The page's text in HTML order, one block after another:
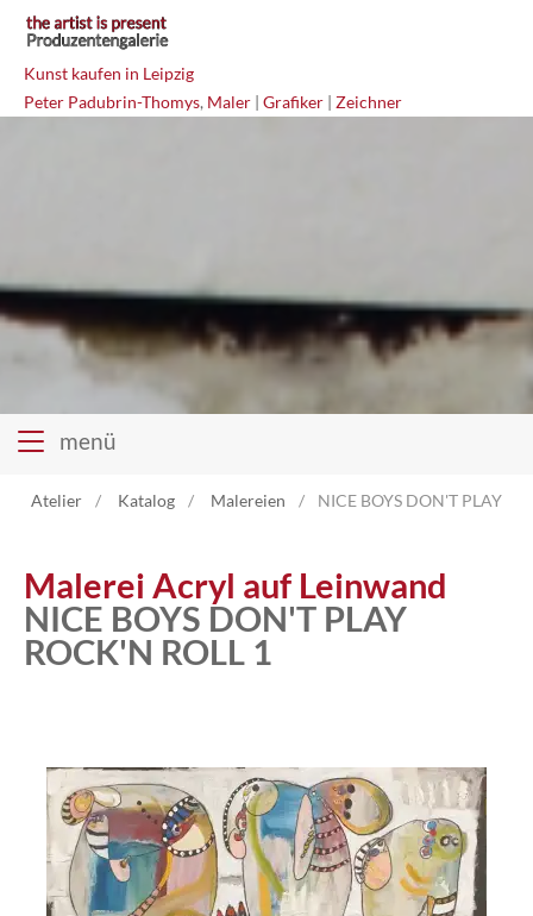
Kunst kaufen in Leipzig
Peter Padubrin-Thomys, Maler | Grafiker | Zeichner
menü
Atelier
Katalog
Vita
News
Atelier Katalog Malereien NICE BOYS DON'T PLAY
Malerei Acryl auf Leinwand
NICE BOYS DON'T PLAY
ROCK'N ROLL 1